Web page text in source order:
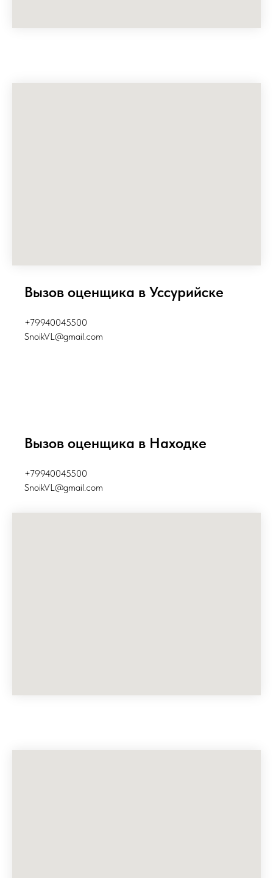
Вызов оценщика в Уссурийске
+79940045500
SnoikVL@gmail.com
Вызов оценщика в Находке
+79940045500
SnoikVL@gmail.com